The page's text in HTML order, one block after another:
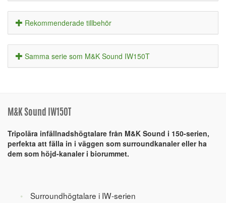
Rekommenderade tillbehör
Samma serie som M&K Sound IW150T
M&K Sound IW150T
Tripolära infällnadshögtalare från M&K Sound i 150-serien,
perfekta att fälla in i väggen som surroundkanaler eller ha
dem som höjd-kanaler i biorummet.
Surroundhögtalare i IW-serien